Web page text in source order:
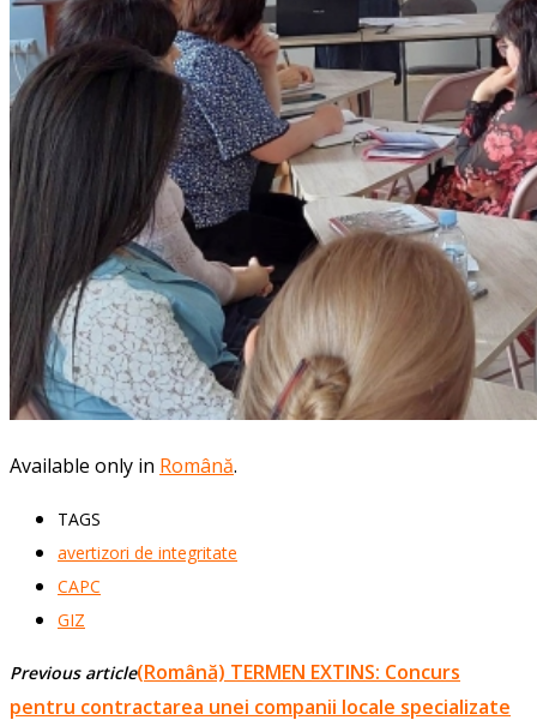
Available only in Română.
TAGS
avertizori de integritate
CAPC
GIZ
Previous article(Română) TERMEN EXTINS: Concurs
pentru contractarea unei companii locale specializate